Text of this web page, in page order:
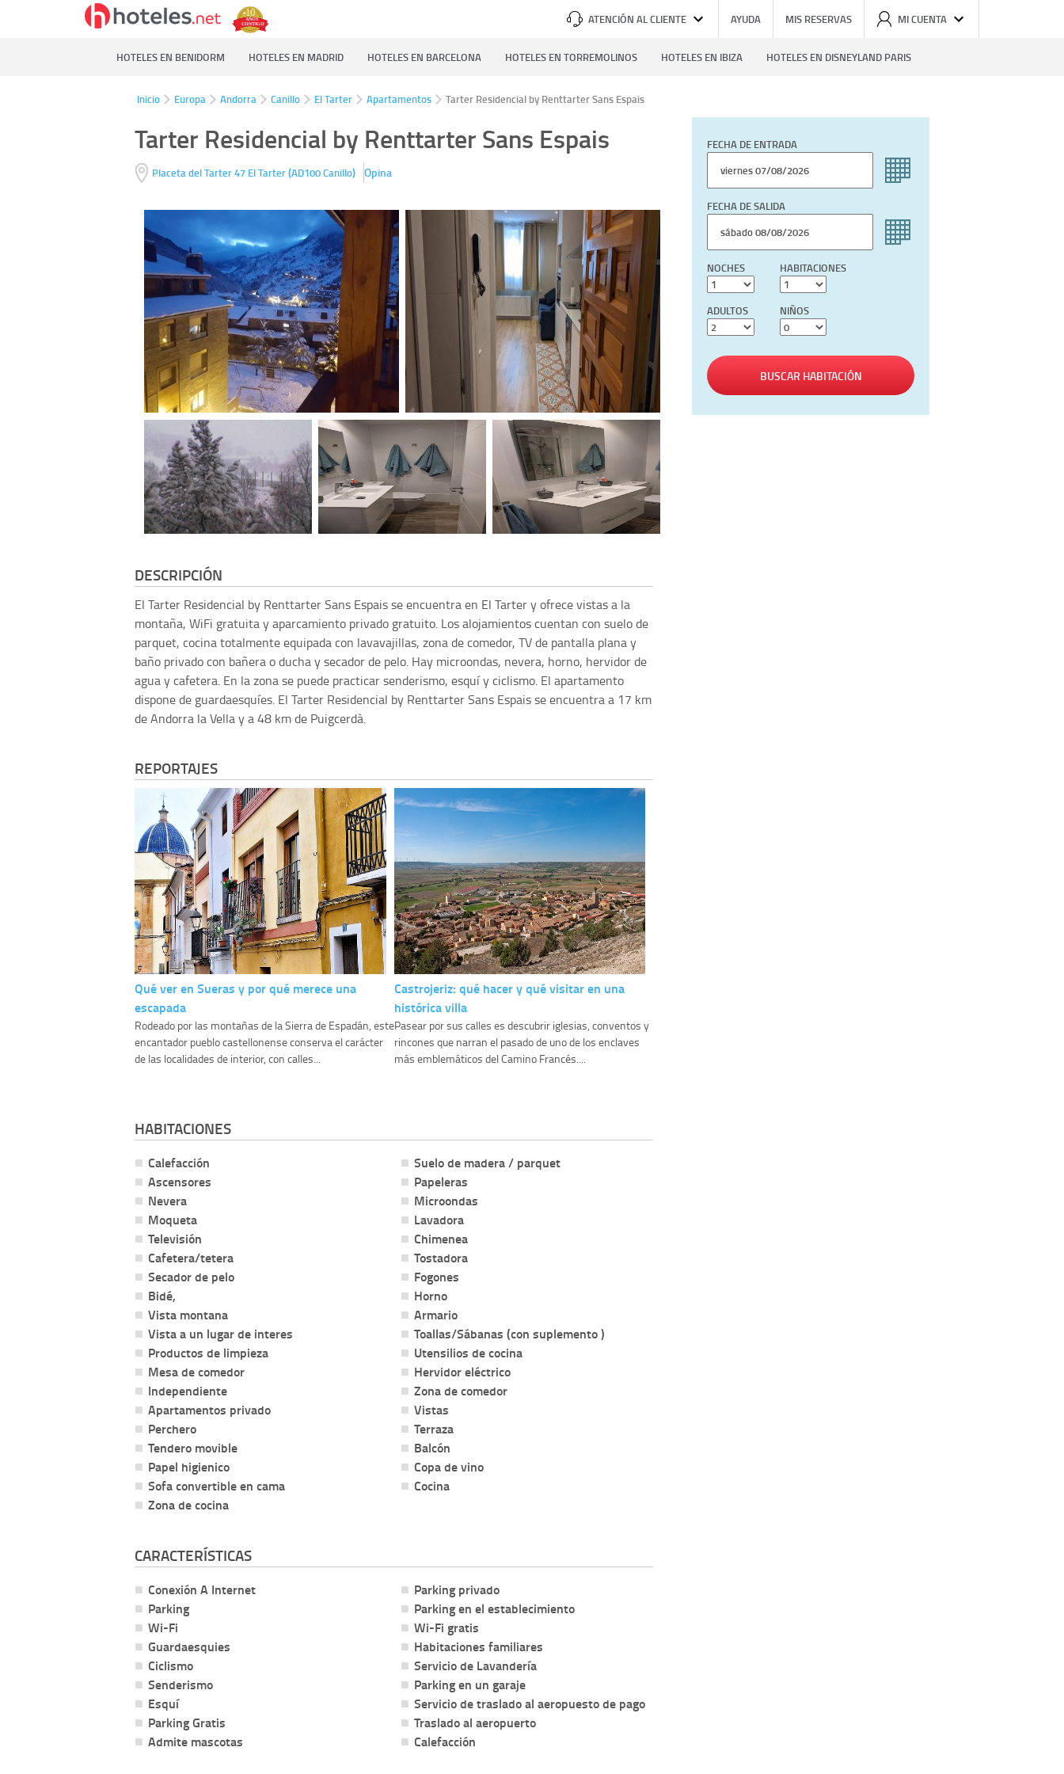
ATENCIÓN AL CLIENTE AYUDA MIS RESERVAS MI CUENTA
HOTELES EN BENIDORM HOTELES EN MADRID HOTELES EN BARCELONA HOTELES EN TORREMOLINOS HOTELES EN IBIZA HOTELES EN DISNEYLAND PARIS
Inicio Europa Andorra Canillo El Tarter Apartamentos Tarter Residencial by Renttarter Sans Espais
Tarter Residencial by Renttarter Sans Espais
Placeta del Tarter 47 El Tarter(AD100Canillo) Opina
DESCRIPCIÓN
El Tarter Residencial by Renttarter Sans Espais se encuentra en El Tarter y ofrece vistas a la
montaña, WiFi gratuita y aparcamiento privado gratuito. Los alojamientos cuentan con suelo de
parquet, cocina totalmente equipada con lavavajillas, zona de comedor, TV de pantalla plana y
baño privado con bañera o ducha y secador de pelo. Hay microondas, nevera, horno, hervidor de
agua y cafetera. En la zona se puede practicar senderismo, esquí y ciclismo. El apartamento
dispone de guardaesquíes. El Tarter Residencial by Renttarter Sans Espais se encuentra a 17 km
de Andorra la Vella y a 48 km de Puigcerdà.
REPORTAJES
Qué ver en Sueras y por qué merece una
escapada
Rodeado por las montañas de la Sierra de Espadán, este
encantador pueblo castellonense conserva el carácter
de las localidades de interior, con calles...
Castrojeriz: qué hacer y qué visitar en una
histórica villa
Pasear por sus calles es descubrir iglesias, conventos y
rincones que narran el pasado de uno de los enclaves
más emblemáticos del Camino Francés....
HABITACIONES
Calefacción
Ascensores
Nevera
Moqueta
Televisión
Cafetera/tetera
Secador de pelo
Bidé,
Vista montana
Vista a un lugar de interes
Productos de limpieza
Mesa de comedor
Independiente
Apartamentos privado
Perchero
Tendero movible
Papel higienico
Sofa convertible en cama
Zona de cocina
Suelo de madera / parquet
Papeleras
Microondas
Lavadora
Chimenea
Tostadora
Fogones
Horno
Armario
Toallas/Sábanas (con suplemento )
Utensilios de cocina
Hervidor eléctrico
Zona de comedor
Vistas
Terraza
Balcón
Copa de vino
Cocina
CARACTERÍSTICAS
Conexión A Internet
Parking
Wi-Fi
Guardaesquies
Ciclismo
Senderismo
Esquí
Parking Gratis
Admite mascotas
Parking privado
Parking en el establecimiento
Wi-Fi gratis
Habitaciones familiares
Servicio de Lavandería
Parking en un garaje
Servicio de traslado al aeropuesto de pago
Traslado al aeropuerto
Calefacción
FECHA DE ENTRADA
FECHA DE SALIDA
NOCHES HABITACIONES
ADULTOS NIÑOS
BUSCAR HABITACIÓN